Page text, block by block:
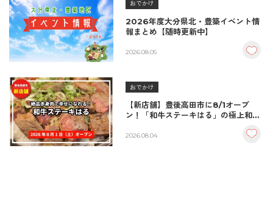
おでかけ
2026年度大分県北・豊築イベント情
報まとめ【随時更新中】
2026.08.05
おでかけ
【新店舗】豊後高田市に8/1オープ
ン！「和牛ステーキはる」の極上和牛
2026.08.04